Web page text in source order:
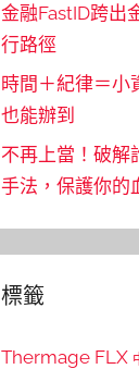
金融FastID跨出
行路徑
時間＋紀律＝小
也能辦到
不再上當！破解
手法，保護你的
標籤
Thermage FLX